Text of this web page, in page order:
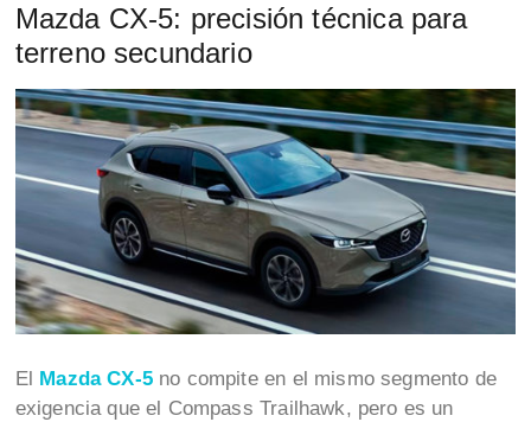
Mazda CX-5: precisión técnica para
terreno secundario
El Mazda CX-5no compite en el mismo segmento de
exigencia que el Compass Trailhawk, pero es un